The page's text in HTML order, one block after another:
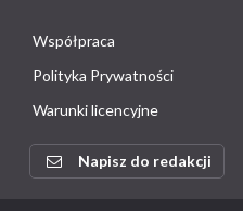
Współpraca
Polityka Prywatności
Warunki licencyjne
Napisz do redakcji